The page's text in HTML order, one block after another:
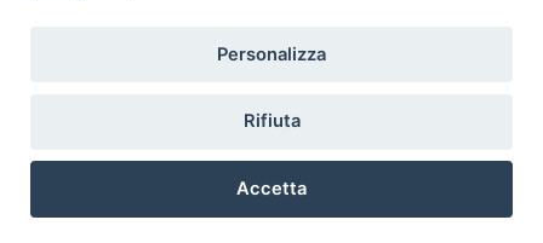
Personalizza
Rifiuta
Accetta